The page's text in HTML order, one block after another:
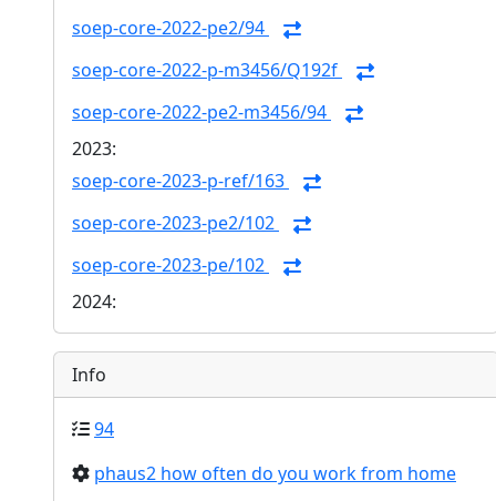
soep-core-2022-pe2/94
soep-core-2022-p-m3456/Q192f
soep-core-2022-pe2-m3456/94
2023:
soep-core-2023-p-ref/163
soep-core-2023-pe2/102
soep-core-2023-pe/102
2024:
Info
94
phaus2 how often do you work from home